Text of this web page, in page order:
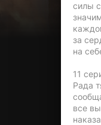
силы
за
на
11
Рада
все